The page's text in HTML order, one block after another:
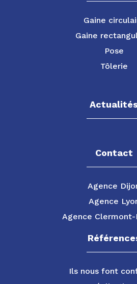
Gaine
Gaine
Pose
Tôlerie
Contact
Agence
Agence
Agence Clermont-
Ils nous font